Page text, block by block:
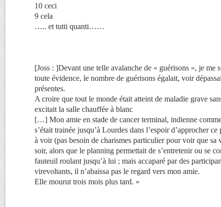
10 ceci
9 cela
….. et tutti quanti……
[Joss : ]Devant une telle avalanche de « guérisons », je me
toute évidence, le nombre de guérisons égalait, voir
présentes.
A croire que tout le monde était atteint de maladie grave
excitait la salle chauffée à blanc
[…] Mon amie en stade de cancer terminal, indienne
s’était trainée jusqu’à Lourdes dans l’espoir d’approcher
à voir (pas besoin de charismes particulier pour voir que
soir, alors que le planning permettait de s’entretenir ou se
fauteuil roulant jusqu’à lui ; mais accaparé par des
virevoltants, il n’abaissa pas le regard vers mon amie.
Elle mourut trois mois plus tard. »